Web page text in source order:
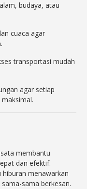
budaya, atau
cuaca agar
transportasi mudah
agar setiap
membantu
dan efektif.
menawarkan
sama berkesan.